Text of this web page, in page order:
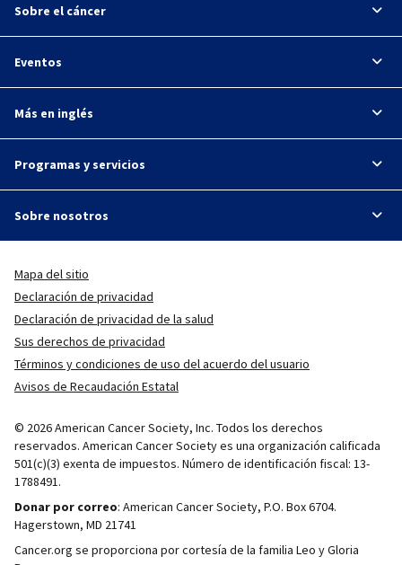
Sobre el cáncer
Eventos
Más en inglés
Programas y servicios
Sobre nosotros
Mapa del sitio
Declaración de privacidad
Declaración de privacidad de la salud
Sus derechos de privacidad
Términos y condiciones de uso del acuerdo del usuario
Avisos de Recaudación Estatal
© 2026 American Cancer Society, Inc. Todos los derechos
reservados. American Cancer Society es una organización calificada
501(c)(3) exenta de impuestos. Número de identificación fiscal: 13-
1788491.
Donar por correo: American Cancer Society, P.O. Box 6704.
Hagerstown, MD 21741
Cancer.org se proporciona por cortesía de la familia Leo y Gloria